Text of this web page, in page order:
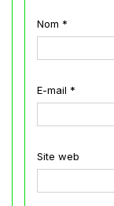
Nom *
E-mail *
Site web